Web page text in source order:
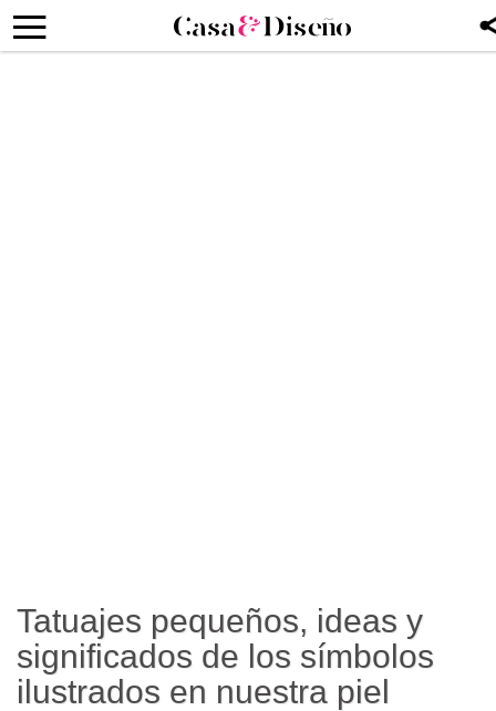
Tatuajes pequeños, ideas y
significados de los símbolos
ilustrados en nuestra piel